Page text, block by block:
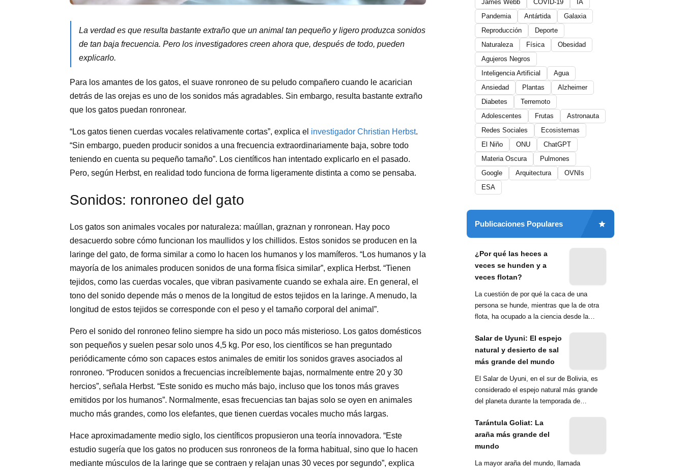
La verdad es que resulta bastante extraño que un animal tan pequeño y ligero produzca sonidos
de tan baja frecuencia. Pero los investigadores creen ahora que, después de todo, pueden
explicarlo.
Para los amantes de los gatos, el suave ronroneo de su peludo compañero cuando le acarician
detrás de las orejas es uno de los sonidos más agradables. Sin embargo, resulta bastante extraño
que los gatos puedan ronronear.
“Los gatos tienen cuerdas vocales relativamente cortas”, explica el investigador Christian Herbst.
“Sin embargo, pueden producir sonidos a una frecuencia extraordinariamente baja, sobre todo
teniendo en cuenta su pequeño tamaño”. Los científicos han intentado explicarlo en el pasado.
Pero, según Herbst, en realidad todo funciona de forma ligeramente distinta a como se pensaba.
Sonidos: ronroneo del gato
Los gatos son animales vocales por naturaleza: maúllan, graznan y ronronean. Hay poco
desacuerdo sobre cómo funcionan los maullidos y los chillidos. Estos sonidos se producen en la
laringe del gato, de forma similar a como lo hacen los humanos y los mamíferos. “Los humanos y la
mayoría de los animales producen sonidos de una forma física similar”, explica Herbst. “Tienen
tejidos, como las cuerdas vocales, que vibran pasivamente cuando se exhala aire. En general, el
tono del sonido depende más o menos de la longitud de estos tejidos en la laringe. A menudo, la
longitud de estos tejidos se corresponde con el peso y el tamaño corporal del animal”.
Pero el sonido del ronroneo felino siempre ha sido un poco más misterioso. Los gatos domésticos
son pequeños y suelen pesar solo unos 4,5 kg. Por eso, los científicos se han preguntado
periódicamente cómo son capaces estos animales de emitir los sonidos graves asociados al
ronroneo. “Producen sonidos a frecuencias increíblemente bajas, normalmente entre 20 y 30
hercios”, señala Herbst. “Este sonido es mucho más bajo, incluso que los tonos más graves
emitidos por los humanos”. Normalmente, esas frecuencias tan bajas solo se oyen en animales
mucho más grandes, como los elefantes, que tienen cuerdas vocales mucho más largas.
Hace aproximadamente medio siglo, los científicos propusieron una teoría innovadora. “Este
estudio sugería que los gatos no producen sus ronroneos de la forma habitual, sino que lo hacen
mediante músculos de la laringe que se contraen y relajan unas 30 veces por segundo”, explica
James Webb
COVID-19
IA
Pandemia
Antártida
Galaxia
Reproducción
Deporte
Naturaleza
Física
Obesidad
Agujeros Negros
Inteligencia Artificial
Agua
Ansiedad
Plantas
Alzheimer
Diabetes
Terremoto
Adolescentes
Frutas
Astronauta
Redes Sociales
Ecosistemas
El Niño
ONU
ChatGPT
Materia Oscura
Pulmones
Google
Arquitectura
OVNIs
ESA
Publicaciones Populares
¿Por qué las heces a
veces se hunden y a
veces flotan?
La cuestión de por qué la caca de una
persona se hunde, mientras que la de otra
flota, ha ocupado a la ciencia desde la
Salar de Uyuni: El espejo
natural y desierto de sal
más grande del mundo
El Salar de Uyuni, en el sur de Bolivia, es
considerado el espejo natural más grande
del planeta durante la temporada de
Tarántula Goliat: La
araña más grande del
mundo
La mayor araña del mundo, llamada